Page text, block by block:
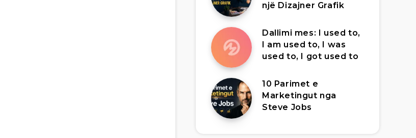
një Dizajner Grafik
Dallimi mes: I used to,
I am used to, I was
used to, I got used to
10 Parimet e
Marketingut nga
Steve Jobs